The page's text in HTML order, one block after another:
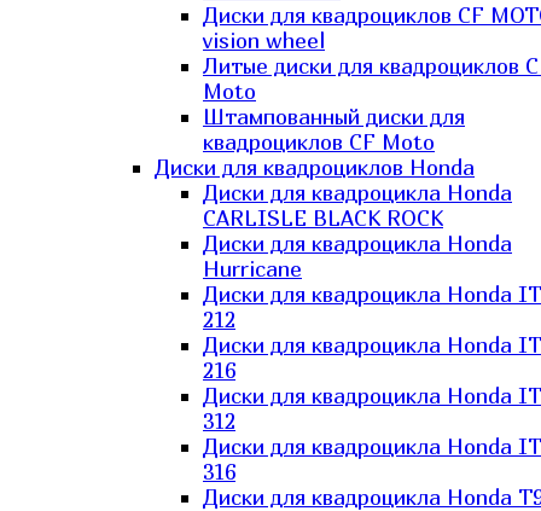
Диски для квадроциклов CF
vision wheel
Литые диски для квадроциклов
Moto
Штампованный диски для
квадроциклов CF Moto
Диски для квадроциклов Honda
Диски для квадроцикла Honda
CARLISLE BLACK ROCK
Диски для квадроцикла Honda
Hurricane
Диски для квадроцикла Honda
212
Диски для квадроцикла Honda
216
Диски для квадроцикла Honda
312
Диски для квадроцикла Honda
316
Диски для квадроцикла Honda